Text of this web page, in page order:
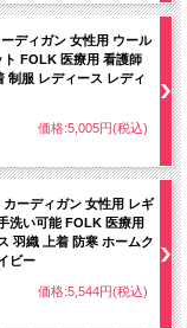
ディガン 女性用 ウール
FOLK 医療用 看護師
制服 レディース レディ
価格:5,005円(税込)
ーディガン 女性用 レギ
洗い可能 FOLK 医療用
羽織 上着 防寒 ホームク
ビー
価格:5,544円(税込)